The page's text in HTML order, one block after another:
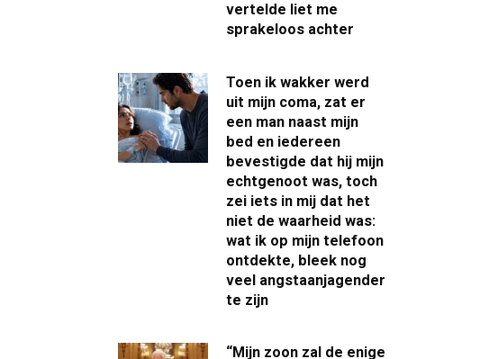
vertelde liet me
sprakeloos achter
Toen ik wakker werd
uit mijn coma, zat er
een man naast mijn
bed en iedereen
bevestigde dat hij mijn
echtgenoot was, toch
zei iets in mij dat het
niet de waarheid was:
wat ik op mijn telefoon
ontdekte, bleek nog
veel angstaanjagender
te zijn
“Mijn zoon zal de enige